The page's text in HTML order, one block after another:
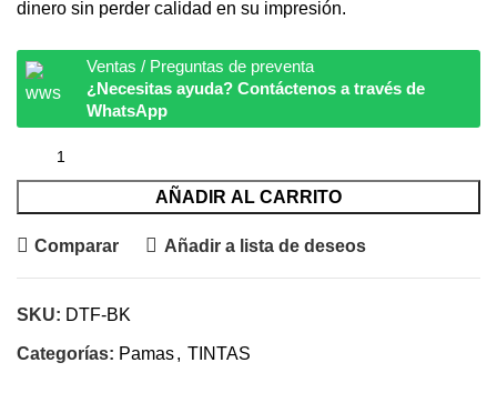
dinero sin perder calidad en su impresión.
Ventas / Preguntas de preventa
¿Necesitas ayuda? Contáctenos a través de
WhatsApp
AÑADIR AL CARRITO
Comparar Añadir a lista de deseos
SKU: DTF-BK
Categorías: Pamas, TINTAS